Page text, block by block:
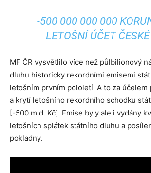
-500 000 000 000
LETOŠNÍ ÚČET
MF ČR vysvětlilo více než půlbilionový
dluhu historicky rekordními emisemi
letošním prvním pololetí. A to za účelem
a krytí letošního rekordního schodku
[-500 mld. Kč]. Emise byly ale i vydány
letošních splátek státního dluhu a
pokladny.